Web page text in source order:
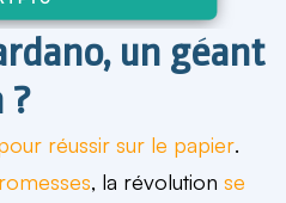
un géant
?
réussir sur le papier.
, la révolution se